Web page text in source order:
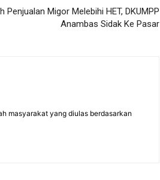
Penjualan Migor Melebihi HET, DKUMPP
Anambas Sidak Ke Pasar
masyarakat yang diulas berdasarkan